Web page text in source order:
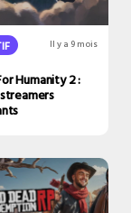
Il y a 9 mois
Humanity 2 :